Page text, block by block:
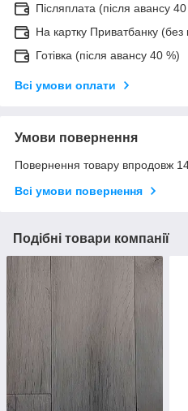
Післяплата (після авансу
На картку Приватбанку (без
Готівка (після авансу 40 %)
Всі умови оплати
Умови повернення
Повернення товару впродовж
Всі умови повернення
Подібні товари компанії